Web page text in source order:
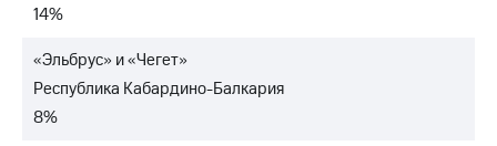
Уведомление
погашении
14%
«Эльбрус» и «Чегет»
Республика Кабардино-Балкария
8%